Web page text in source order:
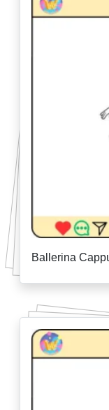
Ballerina